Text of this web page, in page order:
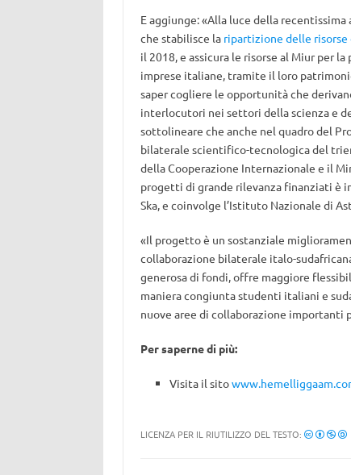
E aggiunge: «Alla luce della
che stabilisce la ripartizione delle
il 2018, e assicura le risorse al Miur per
imprese italiane, tramite il loro
saper cogliere le opportunità che
interlocutori nei settori della scienza e
sottolineare che anche nel quadro del
bilaterale scientifico-tecnologica del
della Cooperazione Internazionale e il
progetti di grande rilevanza finanziati è
Ska, e coinvolge l’Istituto Nazionale di
«Il progetto è un sostanziale
collaborazione bilaterale italo-
generosa di fondi, offre maggiore
maniera congiunta studenti italiani e
nuove aree di collaborazione importanti
Per saperne di più:
Visita il sito
LICENZA PER IL RIUTILIZZO DEL TESTO: